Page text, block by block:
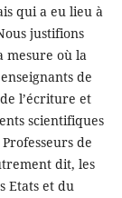
qui a eu lieu à
justifions
mesure où la
de
l’écriture et
scientifiques
de
dit, les
Etats et du